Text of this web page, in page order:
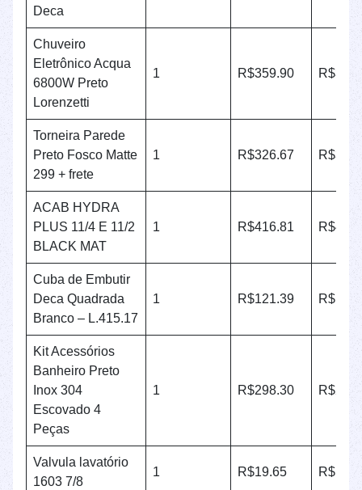
Deca
Chuveiro
Eletrônico Acqua
6800W Preto
Lorenzetti
1 R$359.90
Torneira Parede
Preto Fosco Matte
299 + frete
1 R$326.67
ACAB HYDRA
PLUS 11/4 E 11/2
BLACK MAT
1 R$416.81
Cuba de Embutir
Deca Quadrada
Branco – L.415.17
1 R$121.39
Kit Acessórios
Banheiro Preto
Inox 304
Escovado 4
Peças
1 R$298.30
Valvula lavatório
1603 7/8
1 R$19.65